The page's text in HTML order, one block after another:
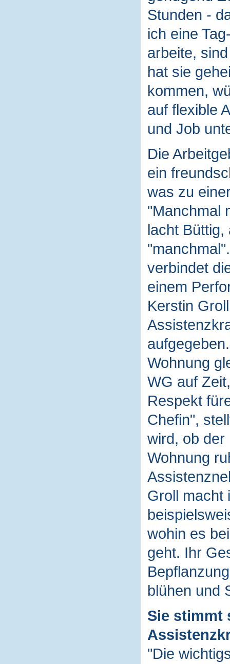
Stunden -
ich eine
arbeite,
hat sie
kommen,
auf flexible
und Job
Die
ein
was zu
"Manchmal
lacht
verbindet
einem
Kerstin
Wohnung
WG auf
Respekt
Chefin",
wird, ob der
Wohnung
Groll macht
wohin es
geht. Ihr
blühen und
Sie stimmt
"Die